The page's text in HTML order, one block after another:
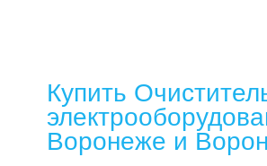
Купить
Воронеже и